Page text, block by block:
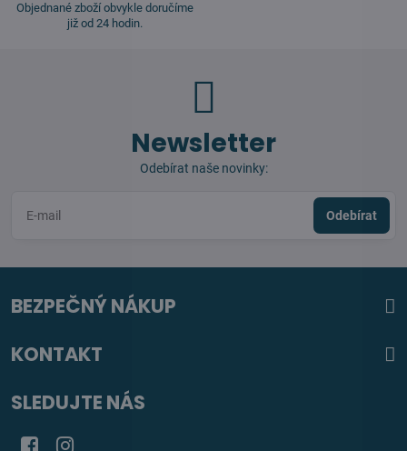
Objednané zboží obvykle doručíme
již od 24 hodin.
Newsletter
Odebírat naše novinky:
Odebírat
BEZPEČNÝ NÁKUP
KONTAKT
SLEDUJTE NÁS